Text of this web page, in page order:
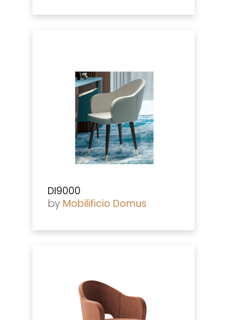
DI9000
by Mobilificio Domus